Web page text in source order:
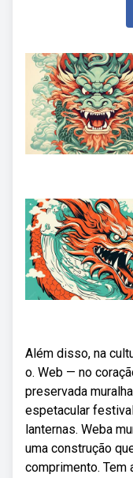
Além disso, na
o. Web — no
preservada
espetacular
lanternas. Weba
uma construção
comprimento. Tem